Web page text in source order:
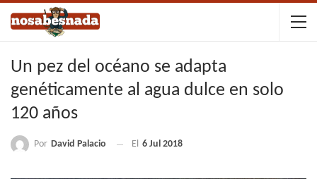
Un pez del océano se adapta
genéticamente al agua dulce en solo
120 años
Por David Palacio El 6 Jul 2018